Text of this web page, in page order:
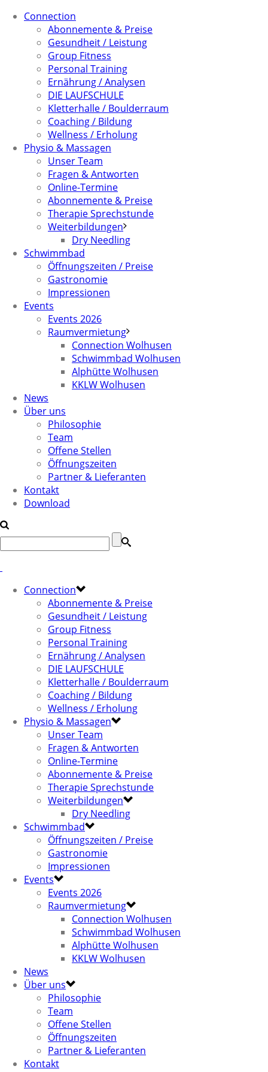
Connection
Abonnemente & Preise
Gesundheit / Leistung
Group Fitness
Personal Training
Ernährung / Analysen
DIE LAUFSCHULE
Kletterhalle / Boulderraum
Coaching / Bildung
Wellness / Erholung
Physio & Massagen
Unser Team
Fragen & Antworten
Online-Termine
Abonnemente & Preise
Therapie Sprechstunde
Weiterbildungen
Dry Needling
Schwimmbad
Öffnungszeiten / Preise
Gastronomie
Impressionen
Events
Events 2026
Raumvermietung
Connection Wolhusen
Schwimmbad Wolhusen
Alphütte Wolhusen
KKLW Wolhusen
News
Über uns
Philosophie
Team
Offene Stellen
Öffnungszeiten
Partner & Lieferanten
Kontakt
Download
Connection
Abonnemente & Preise
Gesundheit / Leistung
Group Fitness
Personal Training
Ernährung / Analysen
DIE LAUFSCHULE
Kletterhalle / Boulderraum
Coaching / Bildung
Wellness / Erholung
Physio & Massagen
Unser Team
Fragen & Antworten
Online-Termine
Abonnemente & Preise
Therapie Sprechstunde
Weiterbildungen
Dry Needling
Schwimmbad
Öffnungszeiten / Preise
Gastronomie
Impressionen
Events
Events 2026
Raumvermietung
Connection Wolhusen
Schwimmbad Wolhusen
Alphütte Wolhusen
KKLW Wolhusen
News
Über uns
Philosophie
Team
Offene Stellen
Öffnungszeiten
Partner & Lieferanten
Kontakt